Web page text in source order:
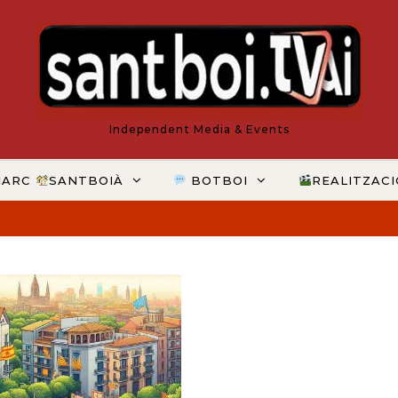
Independent Media & Events
SANTBOIÀ BOTBOI